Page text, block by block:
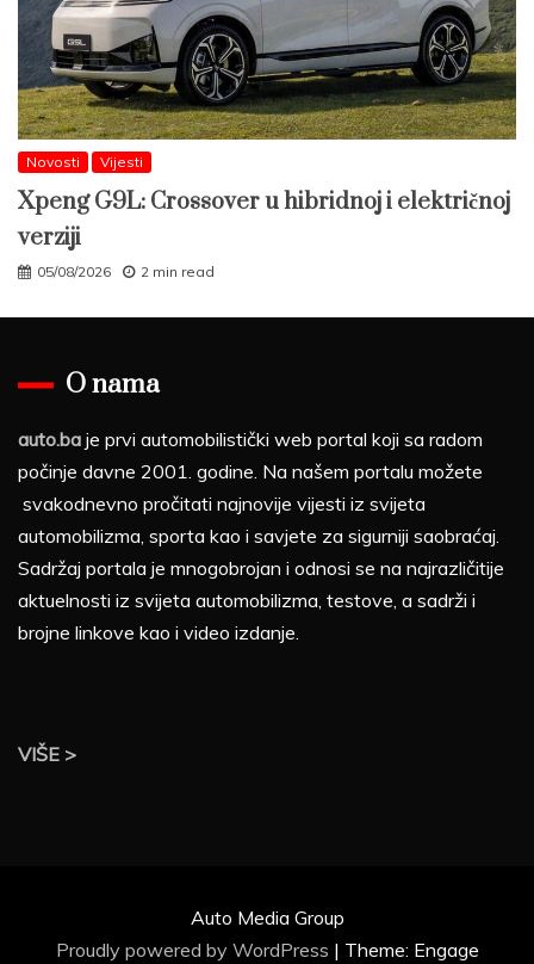
Novosti Vijesti
Xpeng G9L: Crossover u hibridnoj i električnoj
verziji
05/08/2026 2 min read
O nama
auto.ba je prvi automobilistički web portal koji sa radom
počinje davne 2001. godine. Na našem portalu možete
svakodnevno pročitati najnovije vijesti iz svijeta
automobilizma, sporta kao i savjete za sigurniji saobraćaj.
Sadržaj portala je mnogobrojan i odnosi se na najrazličitije
aktuelnosti iz svijeta automobilizma, testove, a sadrži i
brojne linkove kao i video izdanje.
VIŠE >
Auto Media Group
Proudly powered by WordPress | Theme: Engage